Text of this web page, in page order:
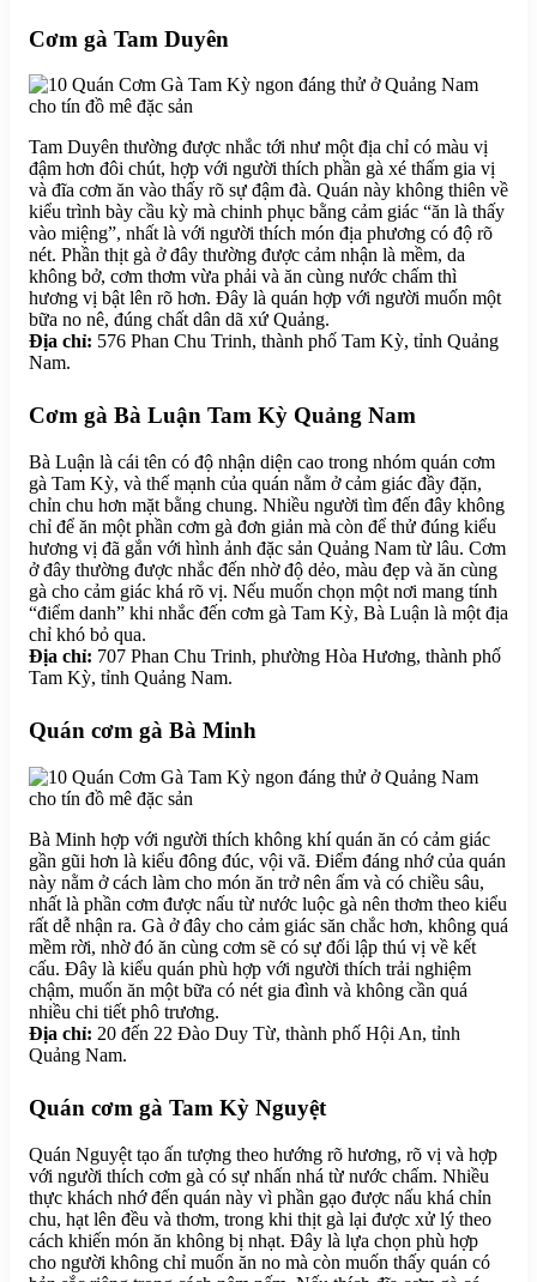
Cơm gà Tam Duyên
Tam Duyên thường được nhắc tới như một địa chỉ có màu vị
đậm hơn đôi chút, hợp với người thích phần gà xé thấm gia vị
và đĩa cơm ăn vào thấy rõ sự đậm đà. Quán này không thiên về
kiểu trình bày cầu kỳ mà chinh phục bằng cảm giác “ăn là thấy
vào miệng”, nhất là với người thích món địa phương có độ rõ
nét. Phần thịt gà ở đây thường được cảm nhận là mềm, da
không bở, cơm thơm vừa phải và ăn cùng nước chấm thì
hương vị bật lên rõ hơn. Đây là quán hợp với người muốn một
bữa no nê, đúng chất dân dã xứ Quảng.
Địa chỉ: 576 Phan Chu Trinh, thành phố Tam Kỳ, tỉnh Quảng
Nam.
Cơm gà Bà Luận Tam Kỳ Quảng Nam
Bà Luận là cái tên có độ nhận diện cao trong nhóm quán cơm
gà Tam Kỳ, và thế mạnh của quán nằm ở cảm giác đầy đặn,
chỉn chu hơn mặt bằng chung. Nhiều người tìm đến đây không
chỉ để ăn một phần cơm gà đơn giản mà còn để thử đúng kiểu
hương vị đã gắn với hình ảnh đặc sản Quảng Nam từ lâu. Cơm
ở đây thường được nhắc đến nhờ độ dẻo, màu đẹp và ăn cùng
gà cho cảm giác khá rõ vị. Nếu muốn chọn một nơi mang tính
“điểm danh” khi nhắc đến cơm gà Tam Kỳ, Bà Luận là một địa
chỉ khó bỏ qua.
Địa chỉ: 707 Phan Chu Trinh, phường Hòa Hương, thành phố
Tam Kỳ, tỉnh Quảng Nam.
Quán cơm gà Bà Minh
Bà Minh hợp với người thích không khí quán ăn có cảm giác
gần gũi hơn là kiểu đông đúc, vội vã. Điểm đáng nhớ của quán
này nằm ở cách làm cho món ăn trở nên ấm và có chiều sâu,
nhất là phần cơm được nấu từ nước luộc gà nên thơm theo kiểu
rất dễ nhận ra. Gà ở đây cho cảm giác săn chắc hơn, không quá
mềm rời, nhờ đó ăn cùng cơm sẽ có sự đối lập thú vị về kết
cấu. Đây là kiểu quán phù hợp với người thích trải nghiệm
chậm, muốn ăn một bữa có nét gia đình và không cần quá
nhiều chi tiết phô trương.
Địa chỉ: 20 đến 22 Đào Duy Từ, thành phố Hội An, tỉnh
Quảng Nam.
Quán cơm gà Tam Kỳ Nguyệt
Quán Nguyệt tạo ấn tượng theo hướng rõ hương, rõ vị và hợp
với người thích cơm gà có sự nhấn nhá từ nước chấm. Nhiều
thực khách nhớ đến quán này vì phần gạo được nấu khá chỉn
chu, hạt lên đều và thơm, trong khi thịt gà lại được xử lý theo
cách khiến món ăn không bị nhạt. Đây là lựa chọn phù hợp
cho người không chỉ muốn ăn no mà còn muốn thấy quán có